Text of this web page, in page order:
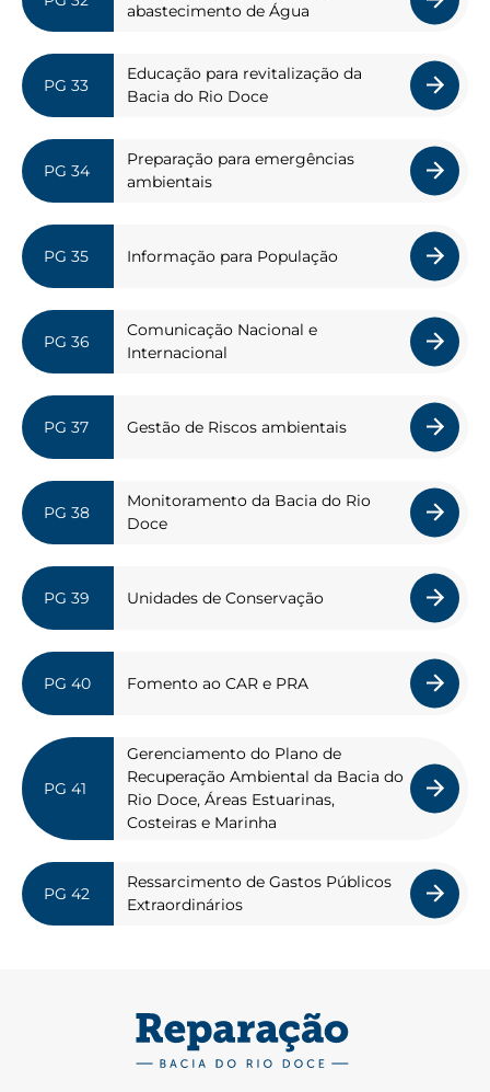
abastecimento de Água
Educação para revitalização da
Bacia do Rio Doce
Preparação para emergências
ambientais
Informação para População
Comunicação Nacional e
Internacional
Gestão de Riscos ambientais
Monitoramento da Bacia do Rio
Doce
Unidades de Conservação
Fomento ao CAR e PRA
Gerenciamento do Plano de
Recuperação Ambiental da Bacia do
Rio Doce, Áreas Estuarinas,
Costeiras e Marinha
Ressarcimento de Gastos Públicos
Extraordinários